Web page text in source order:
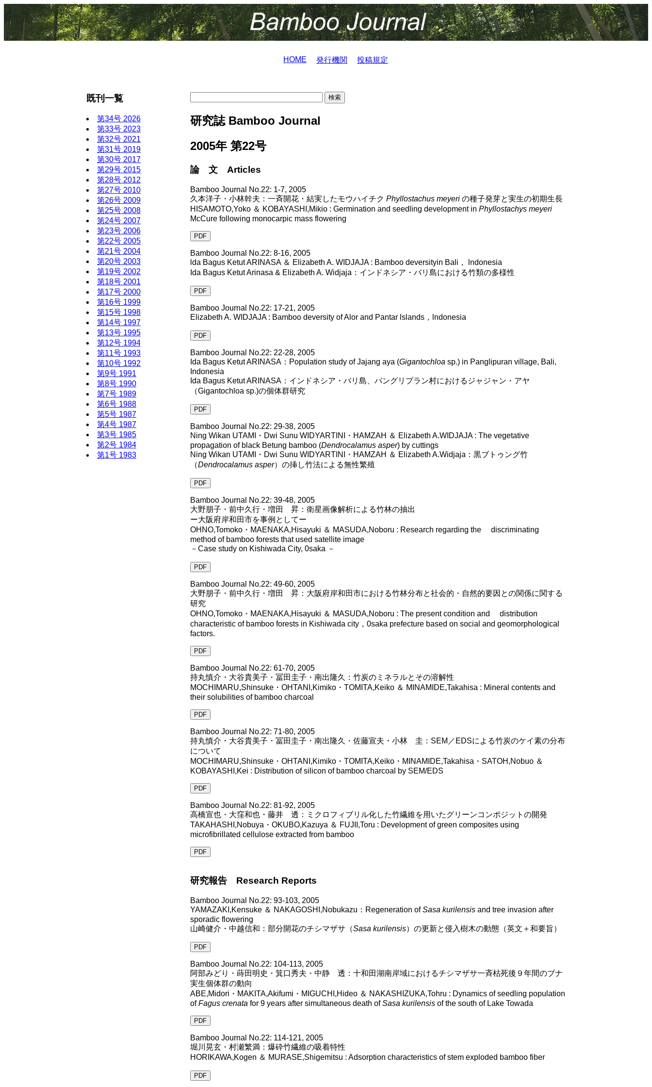
HOME 発行機関 投稿規定
既刊一覧
第34号 2026
第33号 2023
第32号 2021
第31号 2019
第30号 2017
第29号 2015
第28号 2012
第27号 2010
第26号 2009
第25号 2008
第24号 2007
第23号 2006
第22号 2005
第21号 2004
第20号 2003
第19号 2002
第18号 2001
第17号 2000
第16号 1999
第15号 1998
第14号 1997
第13号 1995
第12号 1994
第11号 1993
第10号 1992
第9号 1991
第8号 1990
第7号 1989
第6号 1988
第5号 1987
第4号 1987
第3号 1985
第2号 1984
第1号 1983
研究誌 Bamboo Journal
2005年 第22号
論 文 Articles
Bamboo Journal No.22: 1-7, 2005
久本洋子・小林幹夫：一斉開花・結実したモウハイチク Phyllostachus meyeriの種子発芽と実生の初期生長
HISAMOTO,Yoko ＆ KOBAYASHI,Mikio : Germination and seedling development in Phyllostachys meyeri
McCure following monocarpic mass flowering
PDF
Bamboo Journal No.22: 8-16, 2005
lda Bagus Ketut ARINASA ＆ Elizabeth A. WIDJAJA : Bamboo deversityin Bali， lndonesia
Ida Bagus Ketut Arinasa & Elizabeth A. Widjaja：インドネシア・バリ島における竹類の多様性
PDF
Bamboo Journal No.22: 17-21, 2005
Elizabeth A. WIDJAJA : Bamboo deversity of Alor and Pantar lslands，lndonesia
PDF
Bamboo Journal No.22: 22-28, 2005
Ida Bagus Ketut ARINASA：Population study of Jajang aya (Gigantochloa sp.) in Panglipuran village, Bali,
Indonesia
Ida Bagus Ketut ARINASA：インドネシア・バリ島、パングリプラン村におけるジャジャン・アヤ
（Gigantochloa sp.)の個体群研究
PDF
Bamboo Journal No.22: 29-38, 2005
Ning Wikan UTAMI・Dwi Sunu WIDYARTINI・HAMZAH ＆ Elizabeth A.WIDJAJA : The vegetative
propagation of black Betung bamboo (Dendrocalamus asper) by cuttings
Ning Wikan UTAMI・Dwi Sunu WIDYARTINI・HAMZAH ＆ Elizabeth A.Widjaja：黒ブトゥング竹
（Dendrocalamus asper）の挿し竹法による無性繁殖
PDF
Bamboo Journal No.22: 39-48, 2005
大野朋子・前中久行・増田 昇：衛星画像解析による竹林の抽出
ー大阪府岸和田市を事例としてー
OHNO,Tomoko・MAENAKA,Hisayuki ＆ MASUDA,Noboru : Research regarding the discriminating
method of bamboo forests that used satellite image
－Case study on Kishiwada City, 0saka －
PDF
Bamboo Journal No.22: 49-60, 2005
大野朋子・前中久行・増田 昇：大阪府岸和田市における竹林分布と社会的・自然的要因との関係に関する
研究
OHNO,Tomoko・MAENAKA,Hisayuki ＆ MASUDA,Noboru : The present condition and distribution
characteristic of bamboo forests in Kishiwada city，0saka prefecture based on social and geomorphological
factors.
PDF
Bamboo Journal No.22: 61-70, 2005
持丸慎介・大谷貴美子・冨田圭子・南出隆久：竹炭のミネラルとその溶解性
MOCHIMARU,Shinsuke・OHTANI,Kimiko・TOMITA,Keiko ＆ MINAMIDE,Takahisa : Mineral contents and
their solubilities of bamboo charcoal
PDF
Bamboo Journal No.22: 71-80, 2005
持丸慎介・大谷貴美子・冨田圭子・南出隆久・佐藤宣夫・小林 圭：SEM／EDSによる竹炭のケイ素の分布
について
MOCHIMARU,Shinsuke・OHTANI,Kimiko・TOMITA,Keiko・MINAMIDE,Takahisa・SATOH,Nobuo ＆
KOBAYASHI,Kei : Distribution of silicon of bamboo charcoal by SEM/EDS
PDF
Bamboo Journal No.22: 81-92, 2005
高橋宣也・大窪和也・藤井 透：ミクロフィブリル化した竹繊維を用いたグリーンコンポジットの開発
TAKAHASHI,Nobuya・OKUBO,Kazuya ＆ FUJII,Toru : Development of green composites using
microfibrillated cellulose extracted from bamboo
PDF
研究報告 Research Reports
Bamboo Journal No.22: 93-103, 2005
YAMAZAKI,Kensuke ＆ NAKAGOSHI,Nobukazu：Regeneration ofSasa kurilensisand tree invasion after
sporadic flowering
山崎健介・中越信和：部分開花のチシマザサ（Sasa kurilensis）の更新と侵入樹木の動態（英文＋和要旨）
PDF
Bamboo Journal No.22: 104-113, 2005
阿部みどり・蒔田明史・箕口秀夫・中静 透：十和田湖南岸域におけるチシマザサ一斉枯死後９年間のブナ
実生個体群の動向
ABE,Midori・MAKITA,Akifumi・MIGUCHI,Hideo ＆ NAKASHIZUKA,Tohru : Dynamics of seedling population
ofFagus crenata for 9 years after simultaneous death ofSasa kurilensisof the south of Lake Towada
PDF
Bamboo Journal No.22: 114-121, 2005
堀川晃玄・村瀬繁満：爆砕竹繊維の吸着特性
HORIKAWA,Kogen ＆ MURASE,Shigemitsu : Adsorption characteristics of stem exploded bamboo fiber
PDF